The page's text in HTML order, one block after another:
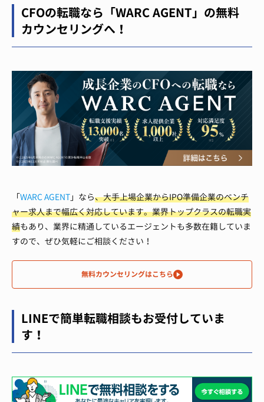
CFOの転職なら「WARC AGENT」の無料
カウンセリングへ！
「WARC AGENT 」なら、大手上場企業からIPO準備企業のベンチ
ャー求人まで幅広く対応しています。業界トップクラスの転職実
績もあり、業界に精通しているエージェントも多数在籍していま
すので、ぜひ気軽にご相談ください！
無料カウンセリングはこちら
LINEで簡単転職相談もお受付していま
す！